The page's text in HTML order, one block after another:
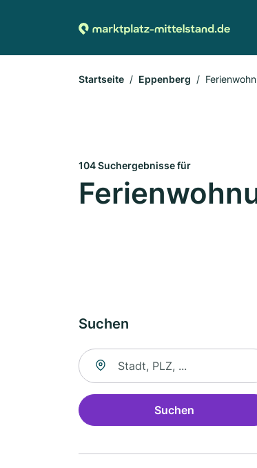
Startseite Eppenberg
104 Suchergebnisse für
Suchen
Suche nach Ort
Suchen